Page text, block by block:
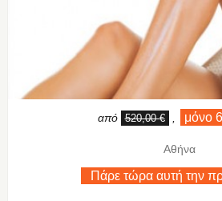
από 520,00 € μόνο
Αθήνα
Πάρε τώρα αυτή την